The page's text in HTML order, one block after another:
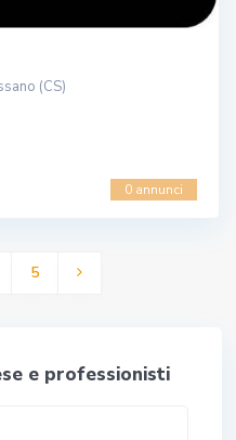
(CS)
0 annunci
5
e professionisti